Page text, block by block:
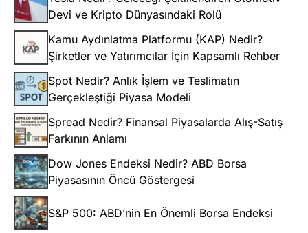
Devi ve Kripto Dünyasındaki Rolü
Kamu Aydınlatma Platformu (KAP) Nedir?
Şirketler ve Yatırımcılar İçin Kapsamlı Rehber
Spot Nedir? Anlık İşlem ve Teslimatın
Gerçekleştiği Piyasa Modeli
Spread Nedir? Finansal Piyasalarda Alış-Satış
Farkının Anlamı
Dow Jones Endeksi Nedir? ABD Borsa
Piyasasının Öncü Göstergesi
S&P 500: ABD’nin En Önemli Borsa Endeksi